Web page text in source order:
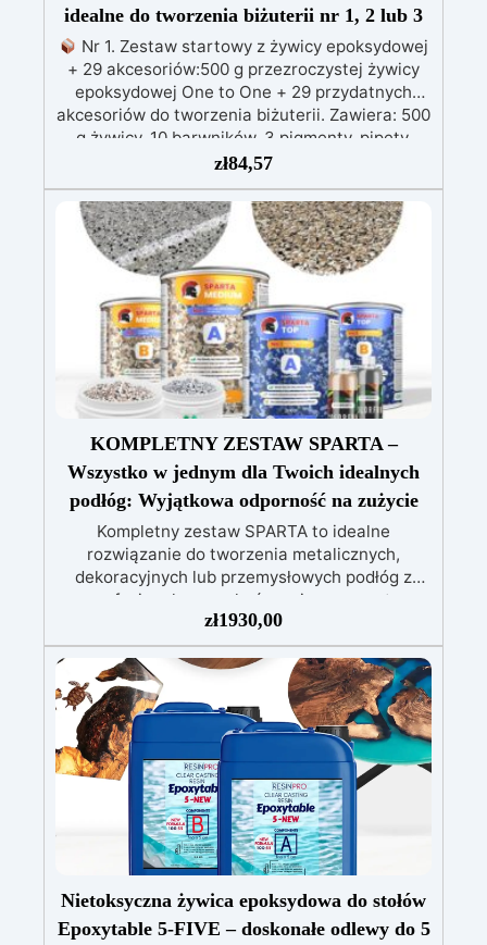
idealne do tworzenia biżuterii nr 1, 2 lub 3
Nr 1. Zestaw startowy z żywicy epoksydowej
+ 29 akcesoriów:500 g przezroczystej żywicy
epoksydowej One to One + 29 przydatnych
akcesoriów do tworzenia biżuterii. Zawiera: 500
g żywicy, 10 barwników, 3 pigmenty, pipety,
Nr 2. Zestaw startowy z żywicy epoksydowej
+ 100 akcesoriów:500 g przezroczystej żywicy
epoksydowej One to One + 100 przydatnych
akcesoriów do tworzenia biżuterii. Zawiera: 500
g żywicy, 12 dodatków dekoracyjnych, suszone
kwiaty, silikonową formę z literami, breloczki,
końcówki do miniwiertarki, ponad 100
elementów.
zł84,57
KOMPLETNY ZESTAW SPARTA –
Wszystko w jednym dla Twoich idealnych
podłóg: Wyjątkowa odporność na zużycie
Kompletny zestaw SPARTA to idealne
rozwiązanie do tworzenia metalicznych,
dekoracyjnych lub przemysłowych podłóg z
profesjonalnym wykończeniem w prosty
sposób. Zestaw został zaprojektowany tak, aby
spełniać wszystkie potrzeby i zawiera
wszystkie niezbędne produkty do
przygotowania, dekoracji i ochrony powierzchni
– zarówno w przestrzeniach mieszkalnych,
komercyjnych, jak i przemysłowych. W zestawie
znajduje się lakier o zawartości 98% substancji
stałych, co jest wyjątkowo wysokim
wskaźnikiem i charakterystycznym dla
produktów premium lub wysokowydajnych. Dla
porównania, standardowe farby i powłoki
zwykle zawierają od 30% do 70% substancji
stałych.
zł1930,00
Nietoksyczna żywica epoksydowa do stołów
Epoxytable 5-FIVE – doskonałe odlewy do 5